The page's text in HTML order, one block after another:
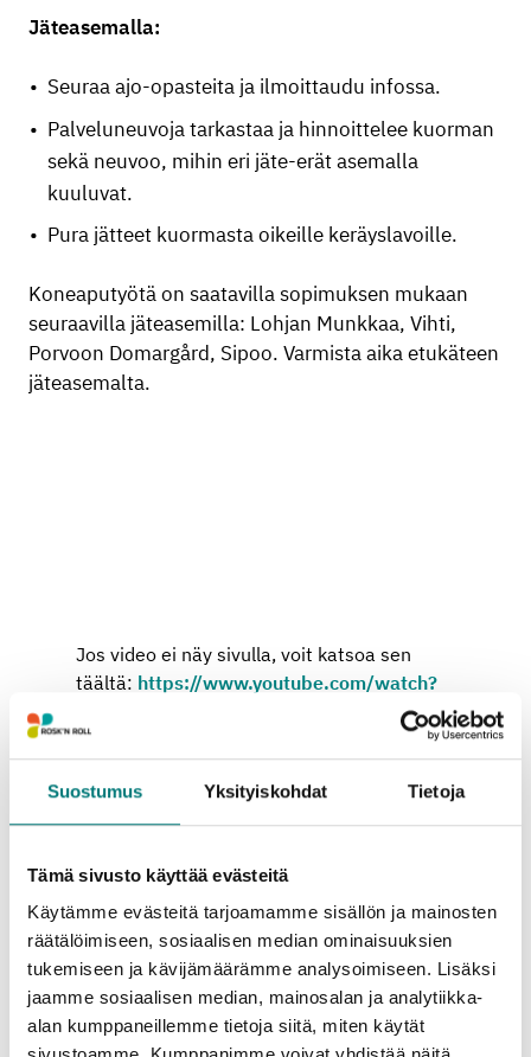
Suostumus Yksityiskohdat Tietoja
Tämä sivusto käyttää evästeitä
Käytämme evästeitä tarjoamamme sisällön ja mainosten
räätälöimiseen, sosiaalisen median ominaisuuksien
tukemiseen ja kävijämäärämme analysoimiseen. Lisäksi
jaamme sosiaalisen median, mainosalan ja analytiikka-
alan kumppaneillemme tietoja siitä, miten käytät
Jäteasemalla:
Seuraa ajo-opasteita ja ilmoittaudu infossa.
Palveluneuvoja tarkastaa ja hinnoittelee kuorman
sekä neuvoo, mihin eri jäte-erät asemalla
kuuluvat.
Pura jätteet kuormasta oikeille keräyslavoille.
Koneaputyötä on saatavilla sopimuksen mukaan
seuraavilla jäteasemilla: Lohjan Munkkaa, Vihti,
Porvoon Domargård, Sipoo. Varmista aika etukäteen
jäteasemalta.
Jos video ei näy sivulla, voit katsoa sen
täältä: https://www.youtube.com/watch?
Lajittelu kannattaa
Lajittele jätteet jo kotona. Useimmat jätelajit
saa tuoda jäteasemalle
lajiteltuina.
Suurin osa jäteasemalle tuoduista jätteistä
kierrätetään, ja ainoastaan oikein lajiteltu
materiaali kelpaa uusiomateriaaliksi.